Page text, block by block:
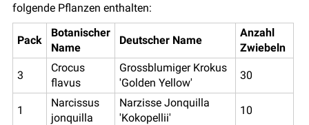
folgende Pflanzen enthalten:
Pack
Botanischer
Name
Deutscher Name
Anzahl
Zwiebeln
3
Crocus
flavus
Grossblumiger Krokus
'Golden Yellow'
30
1
Narcissus
jonquilla
Narzisse Jonquilla
'Kokopellii'
10